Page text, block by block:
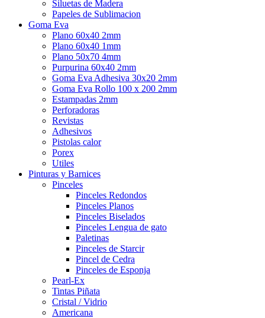
Siluetas de Madera
Papeles de Sublimacion
Goma Eva
Plano 60x40 2mm
Plano 60x40 1mm
Plano 50x70 4mm
Purpurina 60x40 2mm
Goma Eva Adhesiva 30x20 2mm
Goma Eva Rollo 100 x 200 2mm
Estampadas 2mm
Perforadoras
Revistas
Adhesivos
Pistolas calor
Porex
Utiles
Pinturas y Barnices
Pinceles
Pinceles Redondos
Pinceles Planos
Pinceles Biselados
Pinceles Lengua de gato
Paletinas
Pinceles de Starcir
Pincel de Cedra
Pinceles de Esponja
Pearl-Ex
Tintas Piñata
Cristal / Vidrio
Americana